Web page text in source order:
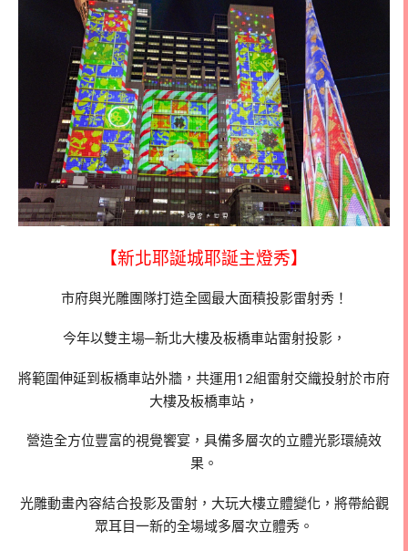
【新北耶誕城耶誕主燈秀】
市府與光雕團隊打造全國最大面積投影雷射秀！
今年以雙主場─新北大樓及板橋車站雷射投影，
將範圍伸延到板橋車站外牆，共運用12組雷射交織投射於市府
大樓及板橋車站，
營造全方位豐富的視覺饗宴，具備多層次的立體光影環繞效
果。
光雕動畫內容結合投影及雷射，大玩大樓立體變化，將帶給觀
眾耳目一新的全場域多層次立體秀。